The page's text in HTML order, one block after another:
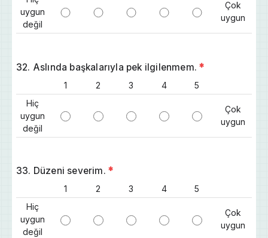
uygun
değil
Çok
uygun
32. Aslında başkalarıyla pek ilgilenmem.*
1 2 3 4
5
Hiç
uygun
değil
Çok
uygun
33. Düzeni severim. *
1 2 3 4
5
Hiç
uygun
değil
Çok
uygun